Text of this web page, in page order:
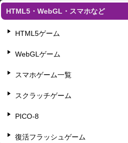
HTML5・WebGL・スマホなど
HTML5ゲーム
WebGLゲーム
スマホゲーム一覧
スクラッチゲーム
PICO-8
復活フラッシュゲーム